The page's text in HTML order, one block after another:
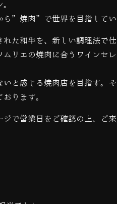
ら”焼肉”で世界を目指してい
た和牛を、新しい調理法で仕
リエの焼肉に合うワインセ
と感じる焼肉店を目指す。
ります。
で営業日をご確認の上、ご